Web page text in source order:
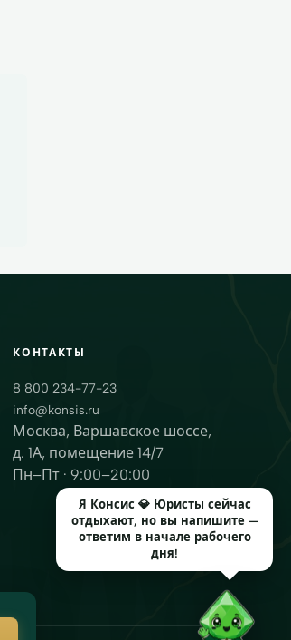
КОНТАКТЫ
8 800 234-77-23
info@konsis.ru
Москва, Варшавское шоссе,
д. 1А, помещение 14/7
Пн–Пт · 9:00–20:00
Я Консис 💎 Юристы сейчас
отдыхают, но вы напишите —
ответим в начале рабочего
дня!